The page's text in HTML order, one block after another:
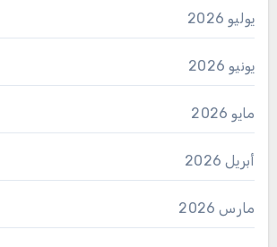
يوليو 2026
يونيو 2026
مايو 2026
أبريل 2026
مارس 2026